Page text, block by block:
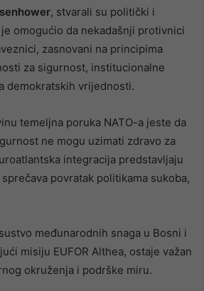
, stvarali su politički i
omogućio da nekadašnji protivnici
zasnovani na principima
za sigurnost, institucionalne
demokratskih vrijednosti.
temeljna poruka NATO-a jeste da
ne mogu uzimati zdravo za
integracija predstavljaju
povratak politikama sukoba,
međunarodnih snaga u Bosni i
misiju EUFOR Althea, ostaje važan
okruženja i podrške miru.